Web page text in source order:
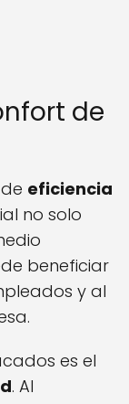
de
eficiencia
no solo
beneficiar
y al
es el
. Al